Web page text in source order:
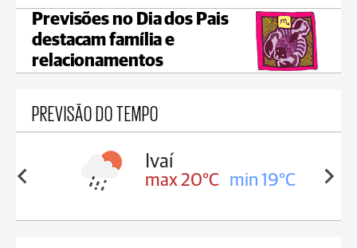
Previsões no Dia dos Pais
destacam família e
relacionamentos
PREVISÃO DO TEMPO
17°C
Ivaí
max 20°C min 19°C